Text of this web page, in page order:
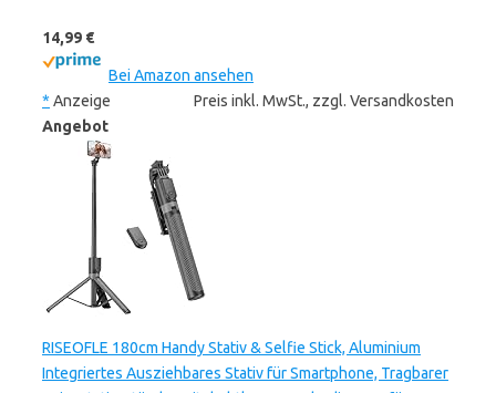
14,99 €
Bei Amazon ansehen
* Anzeige
Preis inkl. MwSt., zzgl. Versandkosten
Angebot
RISEOFLE 180cm Handy Stativ & Selfie Stick, Aluminium
Integriertes Ausziehbares Stativ für Smartphone, Tragbarer